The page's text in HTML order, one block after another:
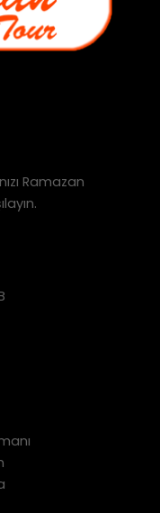
Ramazan